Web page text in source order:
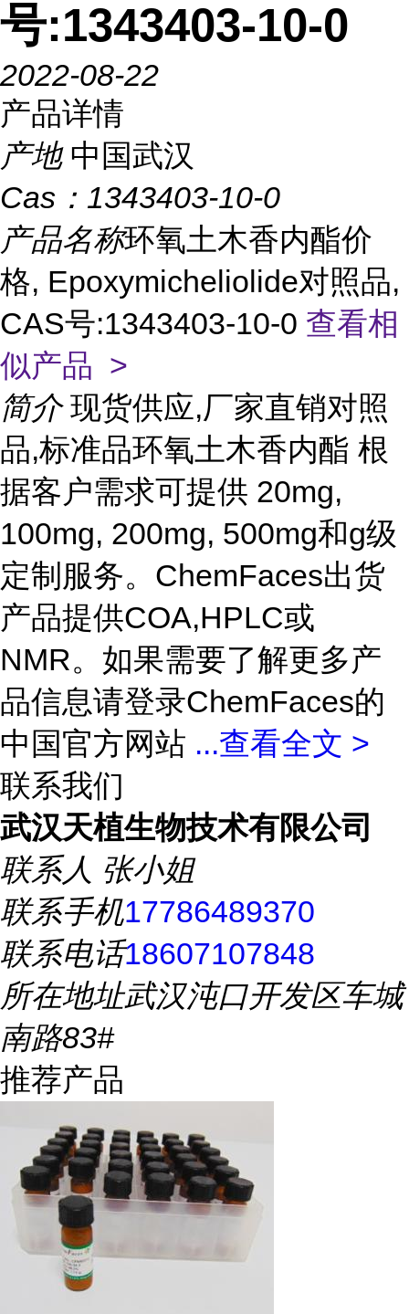
号:1343403-10-0
2022-08-22
产品详情
产地 中国武汉
Cas： 1343403-10-0
产品名称环氧土木香内酯价
格, Epoxymicheliolide对照品,
CAS号:1343403-10-0 查看相
似产品 >
简介 现货供应,厂家直销对照
品,标准品环氧土木香内酯 根
据客户需求可提供 20mg,
100mg, 200mg, 500mg和g级
定制服务。ChemFaces出货
产品提供COA,HPLC或
NMR。如果需要了解更多产
品信息请登录ChemFaces的
中国官方网站 ...查看全文 >
联系我们
武汉天植生物技术有限公司
联系人 张小姐
联系手机17786489370
联系电话18607107848
所在地址武汉沌口开发区车城
南路83#
推荐产品